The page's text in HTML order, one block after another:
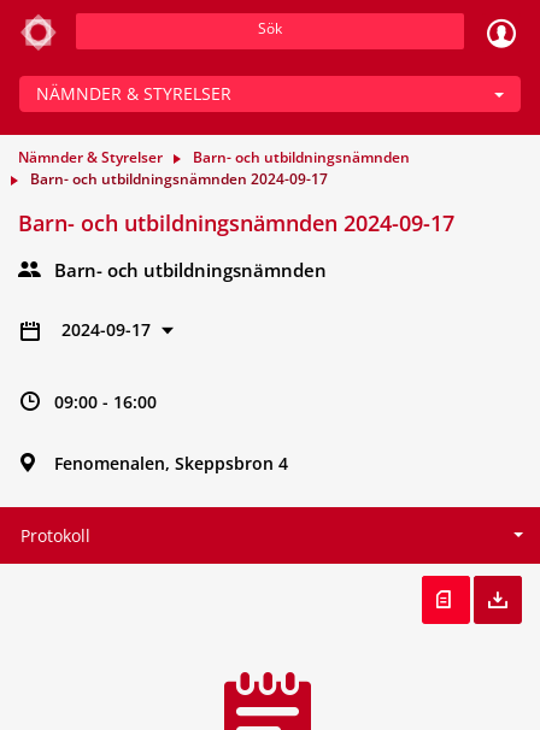
Sök
NÄMNDER & STYRELSER
Nämnder & Styrelser
Barn- och utbildningsnämnden
Barn- och utbildningsnämnden 2024-09-17
Barn- och utbildningsnämnden 2024-09-17
Barn- och utbildningsnämnden
2024-09-17
09:00 - 16:00
Fenomenalen, Skeppsbron 4
Protokoll